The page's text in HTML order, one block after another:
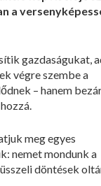
a
gazdaságukat,
végre szembe a
– hanem
meg egyes
nemet mondunk a
döntések